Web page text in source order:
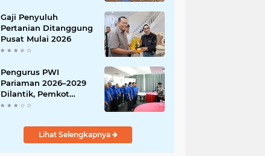
Gaji Penyuluh
Pertanian Ditanggung
Pusat Mulai 2026
Pengurus PWI
Pariaman 2026–2029
Dilantik, Pemkot
Tekankan Sinergi dan
Lihat Selengkapnya